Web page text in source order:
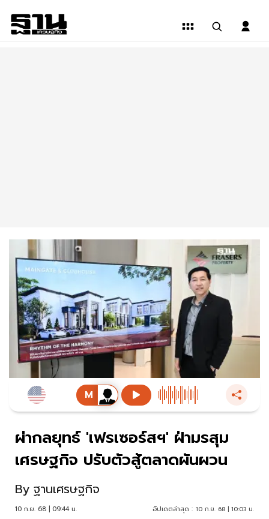
ผ่ากลยุทธ์ 'เฟรเซอร์สฯ' ฝ่ามรสุม
เศรษฐกิจ ปรับตัวสู้ตลาดผันผวน
By ฐานเศรษฐกิจ
10 ก.ย. 68 | 09:44 น. อัปเดตล่าสุด : 10 ก.ย. 68 | 10:03 น.